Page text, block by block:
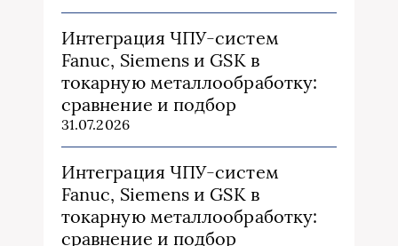
Интеграция ЧПУ-систем
Fanuc, Siemens и GSK в
токарную металлообработку:
сравнение и подбор
31.07.2026
Интеграция ЧПУ-систем
Fanuc, Siemens и GSK в
токарную металлообработку:
сравнение и подбор